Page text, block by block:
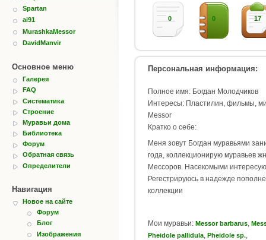
Spartan
ai91
MurashkaMessor
DavidManvir
Основное меню
Галерея
FAQ
Систематика
Строение
Муравьи дома
Библиотека
Форум
Обратная связь
Определители
Навигация
Новое на сайте
Форум
Блог
Изображения
0 0 17
Персональная информация:
Полное имя: Богдан Молодчиков
Интересы: Пластилин, фильмы,
Messor
Кратко о себе:
Меня зовут Богдан муравьями
года, коллекционирую муравьев
Мессоров. Насекомыми
Регестрируюсь в надежде
коллекции
Мои муравьи: Messor barbarus
Pheidole pallidula Pheidole sp.